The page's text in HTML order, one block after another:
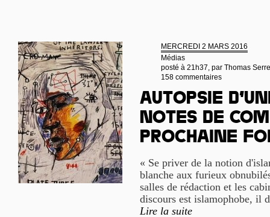
MERCREDI 2 MARS 2016
Médias
posté à 21h37, par Thomas
158 commentaires
Autopsie
notes de
prochaine
« Se priver de la notion
blanche aux furieux
salles de rédaction et les
discours est islamophobe, il
Lire la suite